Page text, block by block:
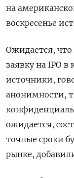
на
воскресенье
Ожидается,
заявку на IPO
источники,
анонимности,
ожидается,
точные сроки
рынке,